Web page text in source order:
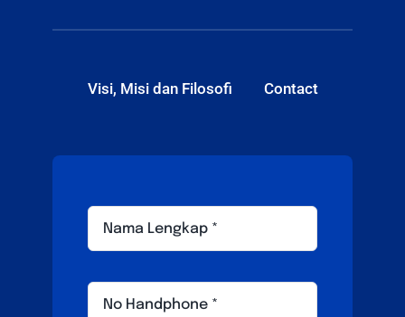
Visi, Misi dan Filosofi Contact